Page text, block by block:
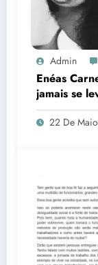
Admin
Enéas
jamais se
22 De